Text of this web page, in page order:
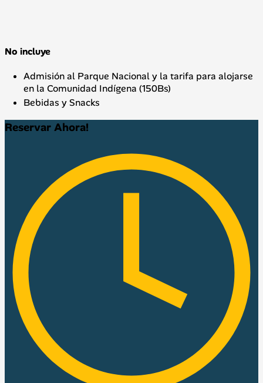
No incluye
Admisión al Parque Nacional y la tarifa para alojarse
en la Comunidad Indígena (150Bs)
Bebidas y Snacks
Reservar Ahora!